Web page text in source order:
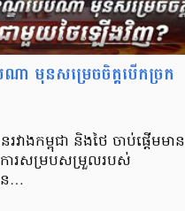
ណា មុនសម្រេចចិត្តបើកច្រក
វាងកម្ពុជា និងថៃ ចាប់ផ្តើមមាន
ការសម្របសម្រួលរបស់
ន…